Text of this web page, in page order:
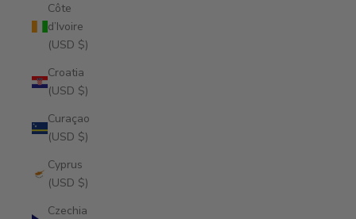
Côte
d’Ivoire
(USD $)
Croatia
(USD $)
Curaçao
(USD $)
Cyprus
(USD $)
Czechia